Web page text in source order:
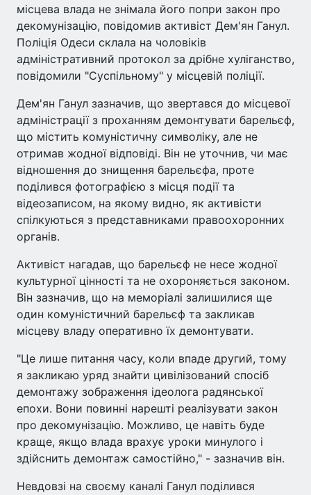
місцева влада не знімала його попри закон про
декомунізацію, повідомив активіст Дем'ян Ганул.
Поліція Одеси склала на чоловіків
адміністративний протокол за дрібне хуліганство,
повідомили "Суспільному" у місцевій поліції.
Дем'ян Ганул зазначив, що звертався до місцевої
адміністрації з проханням демонтувати барельєф,
що містить комуністичну символіку, але не
отримав жодної відповіді. Він не уточнив, чи має
відношення до знищення барельєфа, проте
поділився фотографією з місця події та
відеозаписом, на якому видно, як активісти
спілкуються з представниками правоохоронних
органів.
Активіст нагадав, що барельєф не несе жодної
культурної цінності та не охороняється законом.
Він зазначив, що на меморіалі залишилися ще
один комуністичний барельєф та закликав
місцеву владу оперативно їх демонтувати.
"Це лише питання часу, коли впаде другий, тому
я закликаю уряд знайти цивілізований спосіб
демонтажу зображення ідеолога радянської
епохи. Вони повинні нарешті реалізувати закон
про декомунізацію. Можливо, це навіть буде
краще, якщо влада врахує уроки минулого і
здійснить демонтаж самостійно," - зазначив він.
Невдовзі на своєму каналі Ганул поділився